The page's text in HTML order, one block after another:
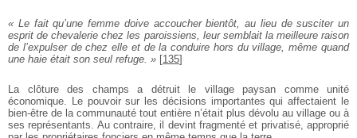
« Le fait qu’une femme doive accoucher bientôt, au lieu de susciter un
esprit de chevalerie chez les paroissiens, leur semblait la meilleure raison
de l’expulser de chez elle et de la conduire hors du village, même quand
une haie était son seul refuge. » [135]
La clôture des champs a détruit le village paysan comme unité
économique. Le pouvoir sur les décisions importantes qui affectaient le
bien-être de la communauté tout entière n’était plus dévolu au village ou à
ses représentants. Au contraire, il devint fragmenté et privatisé, approprié